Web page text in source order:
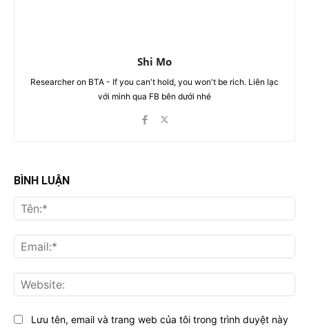
Shi Mo
Researcher on BTA - If you can't hold, you won't be rich. Liên lạc
với mình qua FB bên dưới nhé
BÌNH LUẬN
Lưu tên, email và trang web của tôi trong trình duyệt này